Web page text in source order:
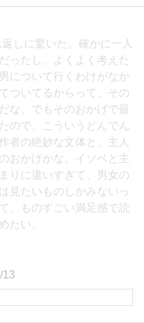
しに驚いた。確かに一人
ったし、よくよく考えた
について行くわけがなか
ついてるからって、その
な。でもそのおかげで最
ので、こういうどんでん
者の絶妙な文体と、主人
おかげかな。イソベと主
りに違いすぎて、男女の
見たいものしかみないっ
。ものすごい満足感で読
たい。
13